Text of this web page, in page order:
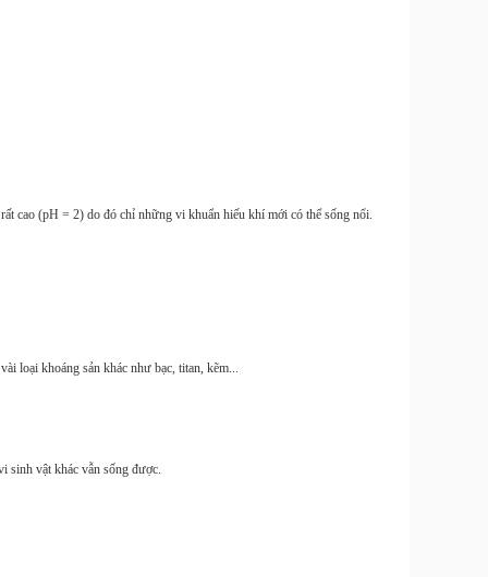
cao (pH = 2) do đó chỉ những vi khuẩn hiếu khí mới có thể sống nổi.
loại khoáng sản khác như bạc, titan, kẽm...
sinh vật khác vẫn sống được.